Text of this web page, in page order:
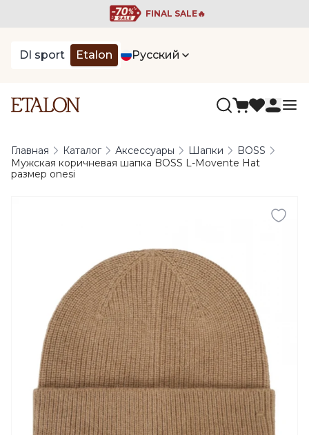
FINAL SALE🔥
DI sport Etalon Русский
Главная Каталог Аксессуары Шапки
BOSS
Мужская коричневая шапка BOSS L-Movente Hat
размер onesi